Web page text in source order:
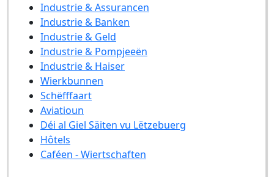
Industrie & Assurancen
Industrie & Banken
Industrie & Geld
Industrie & Pompjeeën
Industrie & Haiser
Wierkbunnen
Schëfffaart
Aviatioun
Déi al Giel Säiten vu Lëtzebuerg
Hôtels
Caféen - Wiertschaften